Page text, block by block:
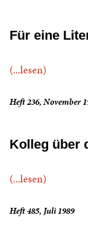
Für eine
(...lesen)
Heft 236, November
Kolleg über
(...lesen)
Heft 485, Juli 1989